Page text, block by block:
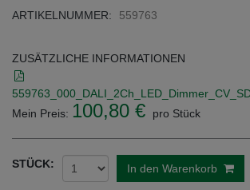
ARTIKELNUMMER: 559763
ZUSÄTZLICHE INFORMATIONEN
Mein Preis: 100,80 € pro Stück
STÜCK: In den Warenkorb